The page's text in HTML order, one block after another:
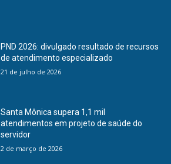
PND 2026: divulgado resultado de recursos
de atendimento especializado
21 de julho de 2026
Santa Mônica supera 1,1 mil
atendimentos em projeto de saúde do
servidor
2 de março de 2026